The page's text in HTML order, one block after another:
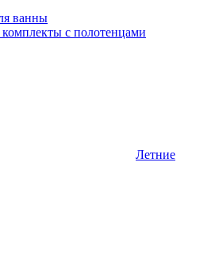
ванны
с полотенцами
Летние